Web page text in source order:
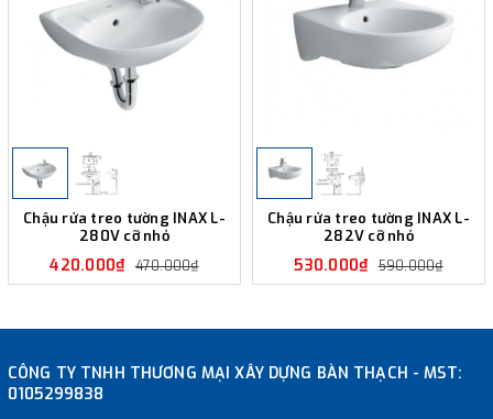
Chậu rửa treo tường INAX L-
280V cỡ nhỏ
420.000₫ 470.000₫
Chậu rửa treo tường INAX L-
282V cỡ nhỏ
530.000₫ 590.000₫
CÔNG TY TNHH THƯƠNG MẠI XÂY DỰNG BÀN THẠCH - MST:
0105299838